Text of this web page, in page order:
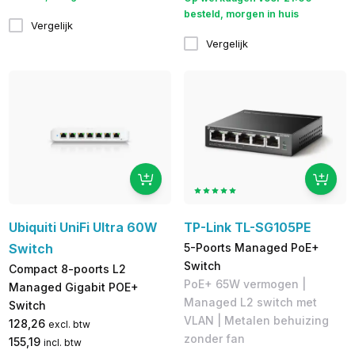
Vergelijk
besteld, morgen in huis
Vergelijk
Ubiquiti UniFi Ultra 60W
Switch
Compact 8-poorts L2
Managed Gigabit POE+
Switch
128,26 excl. btw
155,19 incl. btw
TP-Link TL-SG105PE
5-Poorts Managed PoE+
Switch
PoE+ 65W vermogen |
Managed L2 switch met
VLAN | Metalen behuizing
zonder fan